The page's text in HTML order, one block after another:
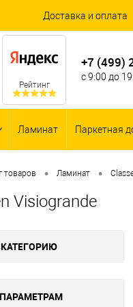
Доставка и оплата
Рейтинг
+7 (499)
с 9:00 до
Ламинат Паркетная
товаров • Ламинат •
Visiogrande